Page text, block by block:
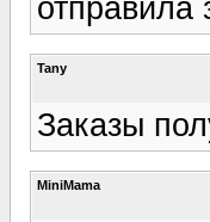
отправила
Tany
Заказы
MiniMama